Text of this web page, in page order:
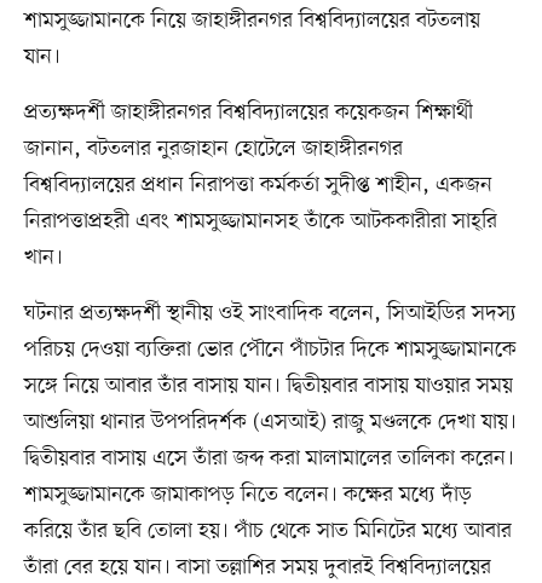
শামসুজ্জামানকে নিয়ে জাহাঙ্গীরনগর বিশ্ববিদ্যালয়ের বটতলায়
যান।
প্রত্যক্ষদর্শী জাহাঙ্গীরনগর বিশ্ববিদ্যালয়ের কয়েকজন শিক্ষার্থী
জানান, বটতলার নুরজাহান হোটেলে জাহাঙ্গীরনগর
বিশ্ববিদ্যালয়ের প্রধান নিরাপত্তা কর্মকর্তা সুদীপ্ত শাহীন, একজন
নিরাপত্তাপ্রহরী এবং শামসুজ্জামানসহ তাঁকে আটককারীরা সাহ্‌রি
খান।
ঘটনার প্রত্যক্ষদর্শী স্থানীয় ওই সাংবাদিক বলেন, সিআইডির সদস্য
পরিচয় দেওয়া ব্যক্তিরা ভোর পৌনে পাঁচটার দিকে শামসুজ্জামানকে
সঙ্গে নিয়ে আবার তাঁর বাসায় যান। দ্বিতীয়বার বাসায় যাওয়ার সময়
আশুলিয়া থানার উপপরিদর্শক (এসআই) রাজু মণ্ডলকে দেখা যায়।
দ্বিতীয়বার বাসায় এসে তাঁরা জব্দ করা মালামালের তালিকা করেন।
শামসুজ্জামানকে জামাকাপড় নিতে বলেন। কক্ষের মধ্যে দাঁড়
করিয়ে তাঁর ছবি তোলা হয়। পাঁচ থেকে সাত মিনিটের মধ্যে আবার
তাঁরা বের হয়ে যান। বাসা তল্লাশির সময় দুবারই বিশ্ববিদ্যালয়ের